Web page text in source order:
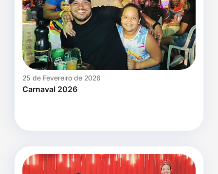
25 de Fevereiro de 2026
Carnaval 2026